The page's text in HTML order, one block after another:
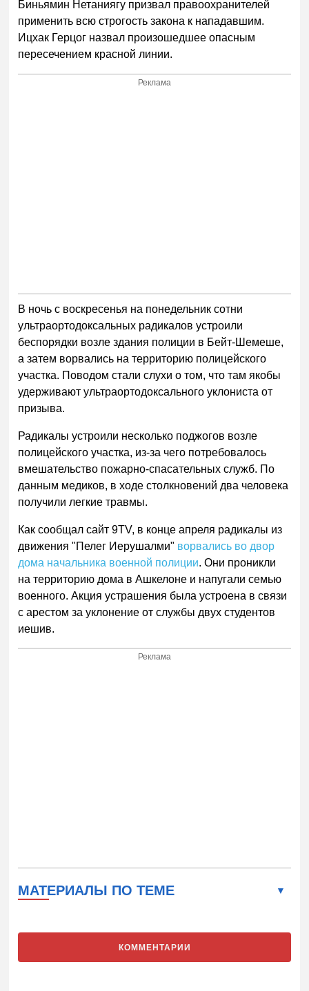
Биньямин Нетаниягу призвал правоохранителей
применить всю строгость закона к нападавшим.
Ицхак Герцог назвал произошедшее опасным
пересечением красной линии.
Реклама
В ночь с воскресенья на понедельник сотни
ультраортодоксальных радикалов устроили
беспорядки возле здания полиции в Бейт-Шемеше,
а затем ворвались на территорию полицейского
участка. Поводом стали слухи о том, что там якобы
удерживают ультраортодоксального уклониста от
призыва.
Радикалы устроили несколько поджогов возле
полицейского участка, из-за чего потребовалось
вмешательство пожарно-спасательных служб. По
данным медиков, в ходе столкновений два человека
получили легкие травмы.
Как сообщал сайт 9TV, в конце апреля радикалы из
движения "Пелег Иерушалми" ворвались во двор
дома начальника военной полиции. Они проникли
на территорию дома в Ашкелоне и напугали семью
военного. Акция устрашения была устроена в связи
с арестом за уклонение от службы двух студентов
иешив.
Реклама
МАТЕРИАЛЫ ПО ТЕМЕ
КОММЕНТАРИИ